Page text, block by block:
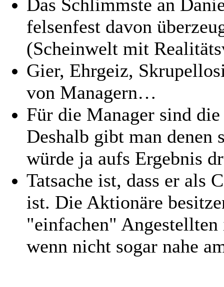
Das Schlimmste an
felsenfest davon
(Scheinwelt mit
Gier, Ehrgeiz,
von Managern…
Für die Manager sind
Deshalb gibt man denen
würde ja aufs Ergebnis
Tatsache ist, dass er als
ist. Die Aktionäre
"einfachen"
wenn nicht sogar nahe